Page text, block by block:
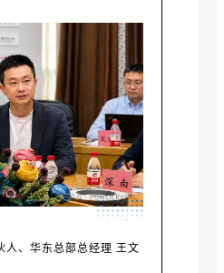
、华东总部总经理 王文